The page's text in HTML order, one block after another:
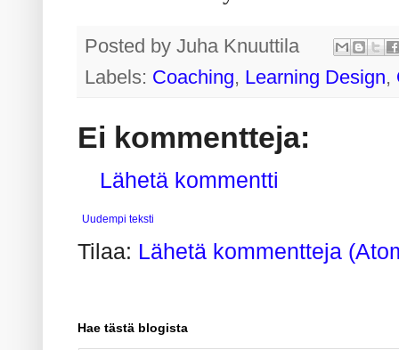
Posted byJuha Knuuttila
Labels: Coaching, Learning Design,
Ei kommentteja:
Lähetä kommentti
Uudempi teksti
Tilaa: Lähetä kommentteja
Hae tästä blogista